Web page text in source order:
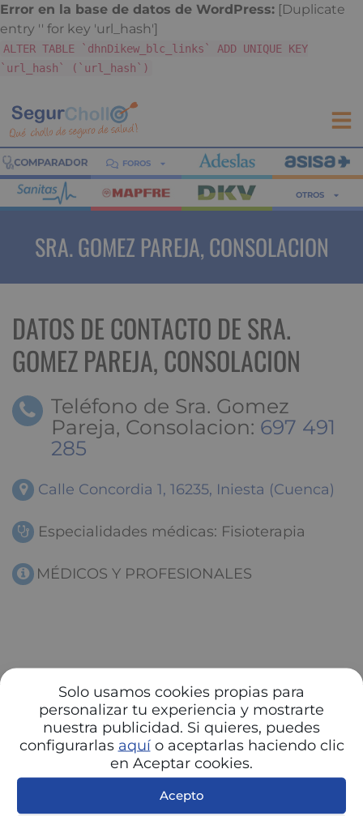
Solo usamos cookies propias para
personalizar tu experiencia y mostrarte
nuestra publicidad. Si quieres, puedes
configurarlas aquío aceptarlas haciendo clic
en Aceptar cookies.
Acepto
Error en la base de datos de WordPress: [Duplicate
entry '' for key 'url_hash']
ALTER TABLE `dhnDikew_blc_links` ADD UNIQUE KEY
`url_hash` (`url_hash`)
FOROS
OTROS
SRA. GOMEZ PAREJA, CONSOLACION
DATOS DE CONTACTO DE SRA.
GOMEZ PAREJA, CONSOLACION
Teléfono de Sra. Gomez
Pareja, Consolacion: 697 491
285
Calle Concordia 1, 16235, Iniesta (Cuenca)
Especialidades médicas: Fisioterapia
MÉDICOS Y PROFESIONALES